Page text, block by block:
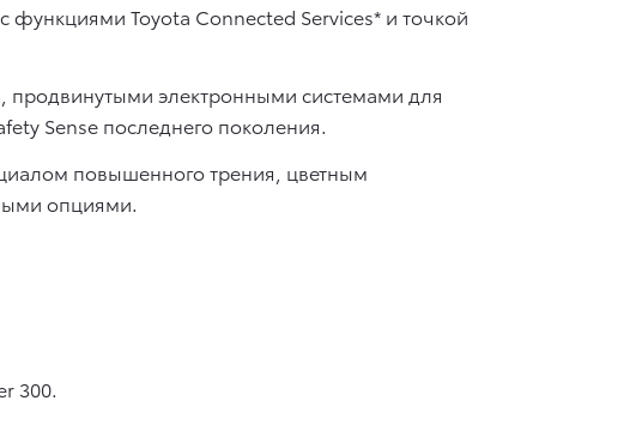
Toyota Connected Services* и точкой
электронными системами для
Sense последнего поколения.
повышенного трения, цветным
опциями.
300.